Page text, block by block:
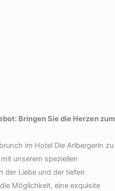
Bringen Sie die Herzen zum
im Hotel Die Arlbergerin zu
unserem speziellen
der Liebe und der tiefen
Möglichkeit, eine exquisite